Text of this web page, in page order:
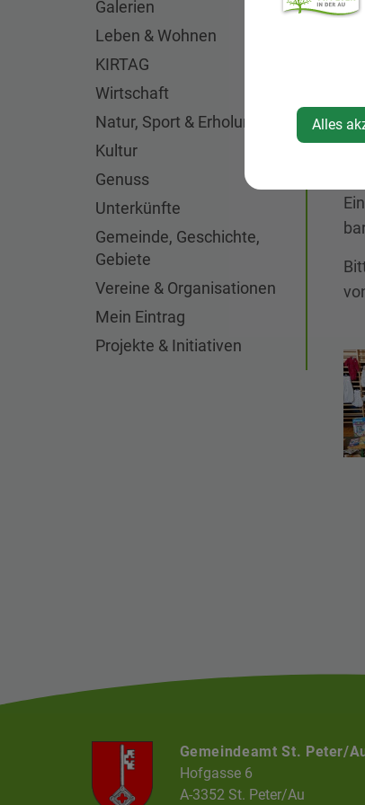
Galerien
Leben & Wohnen
KIRTAG
Wirtschaft
Natur, Sport & Erholung
Kultur
Genuss
Unterkünfte
Gemeinde, Geschichte,
Gebiete
Vereine & Organisationen
Mein Eintrag
Projekte & Initiativen
Gemeindeamt St. Peter/
Hofgasse 6
A-3352 St. Peter/Au
Alles